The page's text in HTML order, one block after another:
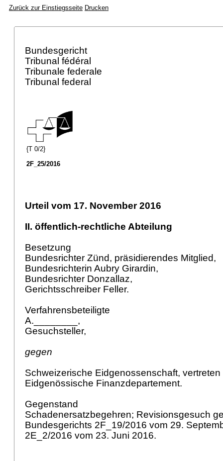
Zurück zur Einstiegsseite Drucken
Bundesgericht
Tribunal fédéral
Tribunale federale
Tribunal federal
{T 0/2}
2F_25/2016
Urteil vom 17. November 2016
II. öffentlich-rechtliche Abteilung
Besetzung
Bundesrichter Zünd, präsidierendes Mitglied,
Bundesrichterin Aubry Girardin,
Bundesrichter Donzallaz,
Gerichtsschreiber Feller.
Verfahrensbeteiligte
A.________,
Gesuchsteller,
gegen
Schweizerische Eidgenossenschaft,
Eidgenössische Finanzdepartement.
Gegenstand
Schadenersatzbegehren; Revisionsgesuch
Bundesgerichts 2F_19/2016 vom 29.
2E_2/2016 vom 23. Juni 2016.